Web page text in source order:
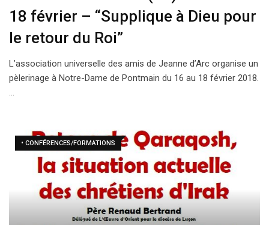
18 février – “Supplique à Dieu pour
le retour du Roi”
L’association universelle des amis de Jeanne d’Arc organise un
pèlerinage à Notre-Dame de Pontmain du 16 au 18 février 2018.
…
• CONFÉRENCES/FORMATIONS